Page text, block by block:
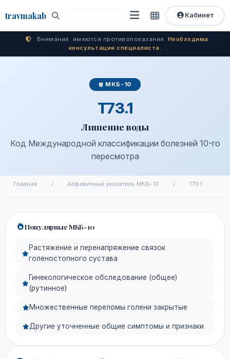
travmakab Поиск
Открыть
меню
Быстрый
доступ
Кабинет
Внимание: имеются противопоказания. Необходима
консультация специалиста.
МКБ-10
T73.1
Лишение воды
Код Международной классификации болезней 10-го
пересмотра
Главная / Алфавитный указатель МКБ-10 / T73.1
Популярные МКБ-10
Растяжение и перенапряжение связок
голеностопного сустава
Гинекологическое обследование (общее)
(рутинное)
Множественные переломы голени закрытые
Другие уточненные общие симптомы и признаки